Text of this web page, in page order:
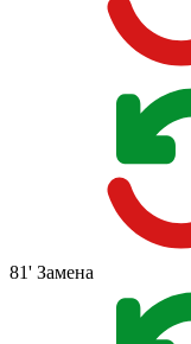
81' Замена